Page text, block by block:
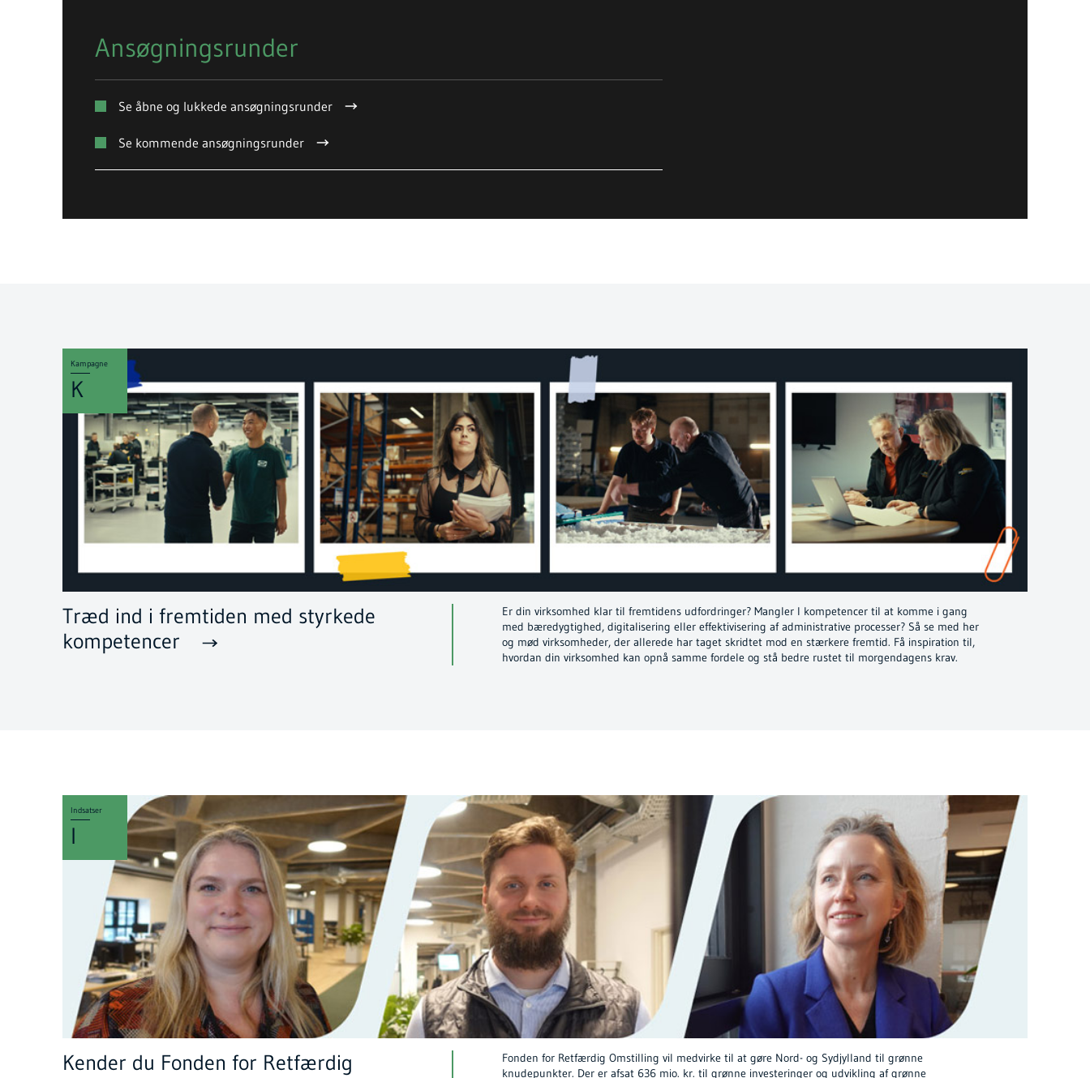
Ansøgningsrunder
Se åbne og lukkede ansøgningsrunder
Se kommende ansøgningsrunder
K
Kampagne
Træd ind i fremtiden med styrkede
kompetencer
Er din virksomhed klar til fremtidens udfordringer? Mangler I kompetencer til at komme i gang
med bæredygtighed, digitalisering eller effektivisering af administrative processer? Så se med her
og mød virksomheder, der allerede har taget skridtet mod en stærkere fremtid. Få inspiration til,
hvordan din virksomhed kan opnå samme fordele og stå bedre rustet til morgendagens krav.
I
Indsatser
Kender du Fonden for Retfærdig
Fonden for Retfærdig Omstilling vil medvirke til at gøre Nord- og Sydjylland til grønne
knudepunkter. Der er afsat 636 mio. kr. til grønne investeringer og udvikling af grønne